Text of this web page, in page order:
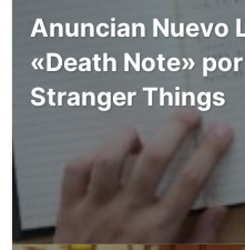
Anuncian Nuevo
«Death Note»
Stranger Things